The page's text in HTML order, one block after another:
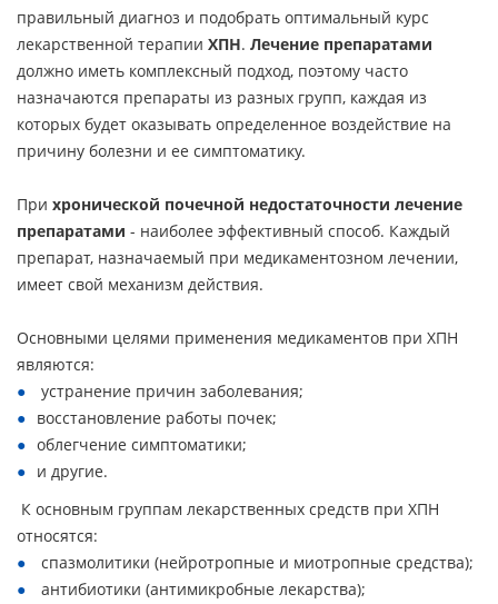
правильный диагноз и подобрать оптимальный курс
лекарственной терапии ХПН. Лечение препаратами
должно иметь комплексный подход, поэтому часто
назначаются препараты из разных групп, каждая из
которых будет оказывать определенное воздействие на
причину болезни и ее симптоматику.
При хронической почечной недостаточности лечение
препаратами - наиболее эффективный способ. Каждый
препарат, назначаемый при медикаментозном лечении,
имеет свой механизм действия.
Основными целями применения медикаментов при ХПН
являются:
устранение причин заболевания;
восстановление работы почек;
облегчение симптоматики;
и другие.
К основным группам лекарственных средств при ХПН
относятся:
спазмолитики (нейротропные и миотропные средства);
антибиотики (антимикробные лекарства);